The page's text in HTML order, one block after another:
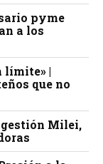
pyme
a los
límite» |
que no
Milei,